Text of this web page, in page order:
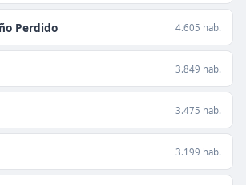
Perdido 4.605 hab.
3.849 hab.
3.475 hab.
3.199 hab.